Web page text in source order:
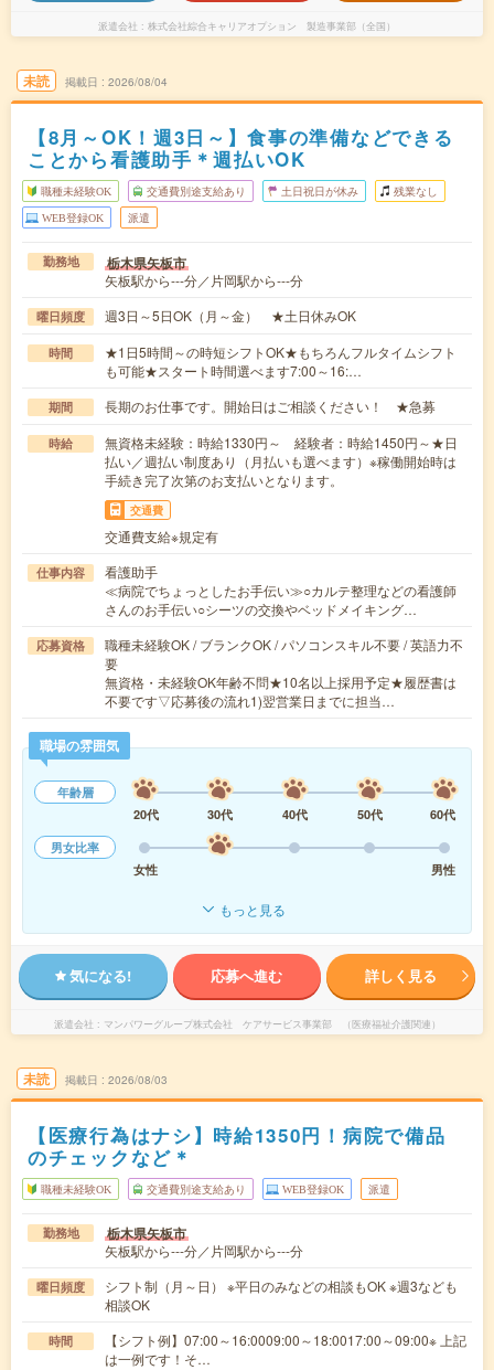
派遣会社 株式会社綜合キャリアオプション 製造事業部（全国）
未読 掲載日 2026/08/04
【8月～OK！週3日～】食事の準備などできる
ことから看護助手＊週払いOK
職種未経験OK 交通費別途支給あり 土日祝日が休み 残業なし
WEB登録OK 派遣
勤務地 栃木県矢板市
矢板駅から---分／片岡駅から---分
曜日頻度 週3日～5日OK（月～金） ★土日休みOK
時間
★1日5時間～の時短シフトOK★もちろんフルタイムシフト
も可能★スタート時間選べます7:00～16:…
期間 長期のお仕事です。開始日はご相談ください！ ★急募
時給
無資格未経験：時給1330円～ 経験者：時給1450円～★日
払い／週払い制度あり（月払いも選べます）※稼働開始時は
手続き完了次第のお支払いとなります。
交通費
交通費支給※規定有
仕事内容
看護助手
≪病院でちょっとしたお手伝い≫○カルテ整理などの看護師
さんのお手伝い○シーツの交換やベッドメイキング…
応募資格
職種未経験OK / ブランクOK / パソコンスキル不要 / 英語力不
要
無資格・未経験OK年齢不問★10名以上採用予定★履歴書は
不要です▽応募後の流れ1)翌営業日までに担当…
職場の雰囲気
年齢層
20代
30代 40代 50代
60代
男女比率
女性
男性
もっと見る
気になる! 応募へ進む 詳しく見る
派遣会社 マンパワーグループ株式会社 ケアサービス事業部 （医療福祉介護関連）
未読 掲載日 2026/08/03
【医療行為はナシ】時給1350円！病院で備品
のチェックなど＊
職種未経験OK 交通費別途支給あり WEB登録OK 派遣
勤務地 栃木県矢板市
矢板駅から---分／片岡駅から---分
曜日頻度
シフト制（月～日） ※平日のみなどの相談もOK ※週3なども
相談OK
時間
【シフト例】07:00～16:0009:00～18:0017:00～09:00※ 上記
は一例です！そ…